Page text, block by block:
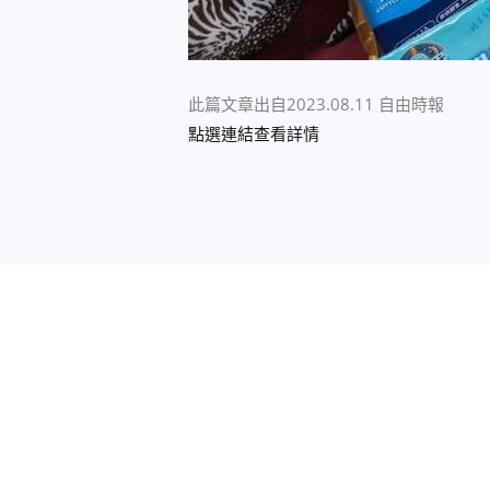
此篇文章出自2023.08.11 自由時報
點選連結查看詳情